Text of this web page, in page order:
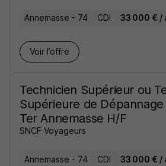
Annemasse - 74 CDI 33 000 € /
Voir l’offre
Technicien Supérieur ou
Supérieure de Dépannage
Ter Annemasse H/F
SNCF Voyageurs
Annemasse - 74 CDI 33 000 € /